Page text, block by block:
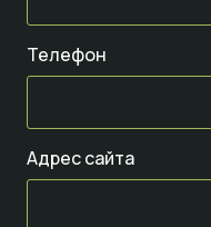
Телефон
Адрес сайта